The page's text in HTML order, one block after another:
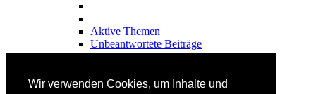
Wir verwenden Cookies, um Inhalte und
Aktive Themen
Unbeantwortete Beiträge
Suche im Forum
FAHRTECHNIK